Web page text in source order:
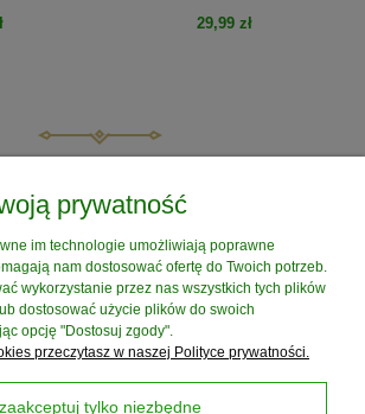
29,99 zł
do koszyka
MOJE KONTO
PŁATNOŚCI I DOSTAWA
INFORMACJE
prywatność
im technologie umożliwiają poprawne
nam dostosować ofertę do Twoich potrzeb.
wykorzystanie przez nas wszystkich tych plików
dostosować użycie plików do swoich
opcję "Dostosuj zgody".
przeczytasz w naszej Polityce prywatności.
zaakceptuj tylko niezbędne